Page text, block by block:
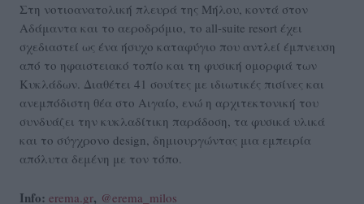
Στη νοτιοανατολική πλευρά της Μήλου, κοντά στον
Αδάμαντα και το αεροδρόμιο, το all-suite resort έχει
σχεδιαστεί ως ένα ήσυχο καταφύγιο που αντλεί έμπνευση
από το ηφαιστειακό τοπίο και τη φυσική ομορφιά των
Κυκλάδων. Διαθέτει 41 σουίτες με ιδιωτικές πισίνες και
ανεμπόδιστη θέα στο Αιγαίο, ενώ η αρχιτεκτονική του
συνδυάζει την κυκλαδίτικη παράδοση, τα φυσικά υλικά
και το σύγχρονο design, δημιουργώντας μια εμπειρία
απόλυτα δεμένη με τον τόπο.
Info: erema.gr, @erema_milos